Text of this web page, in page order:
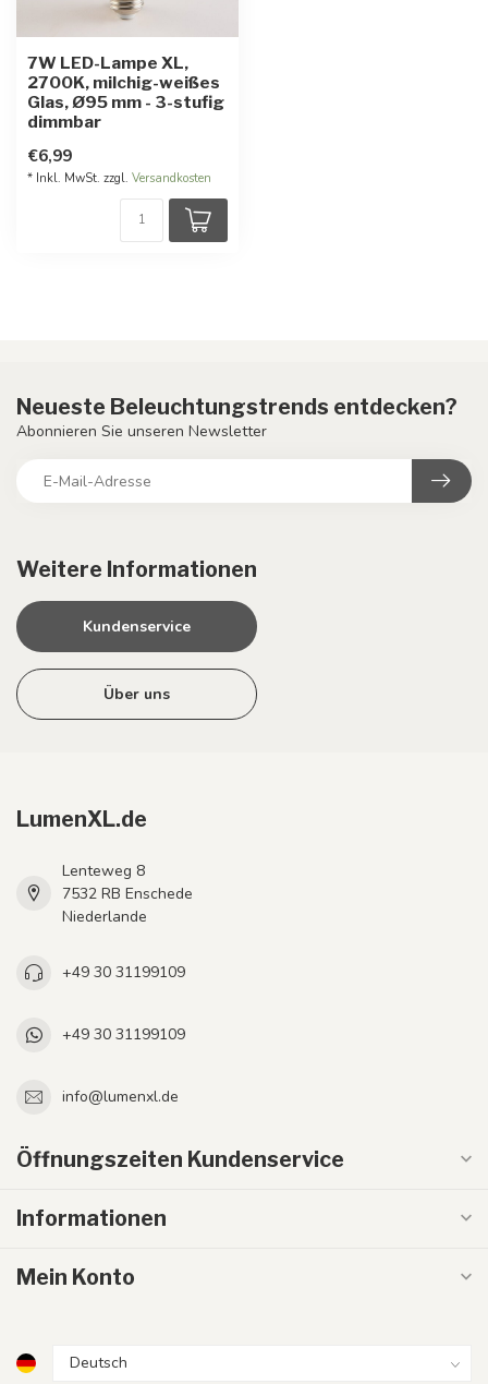
7W LED-Lampe XL,
2700K, milchig-weißes
Glas, Ø95 mm - 3-stufig
dimmbar
€6,99
* Inkl. MwSt. zzgl. Versandkosten
Weitere Informationen
Kundenservice
Über uns
Neueste Beleuchtungstrends entdecken?
Abonnieren Sie unseren Newsletter
LumenXL.de
Lenteweg 8
7532 RB Enschede
Niederlande
+49 30 31199109
+49 30 31199109
info@lumenxl.de
Öffnungszeiten Kundenservice
Informationen
Mein Konto